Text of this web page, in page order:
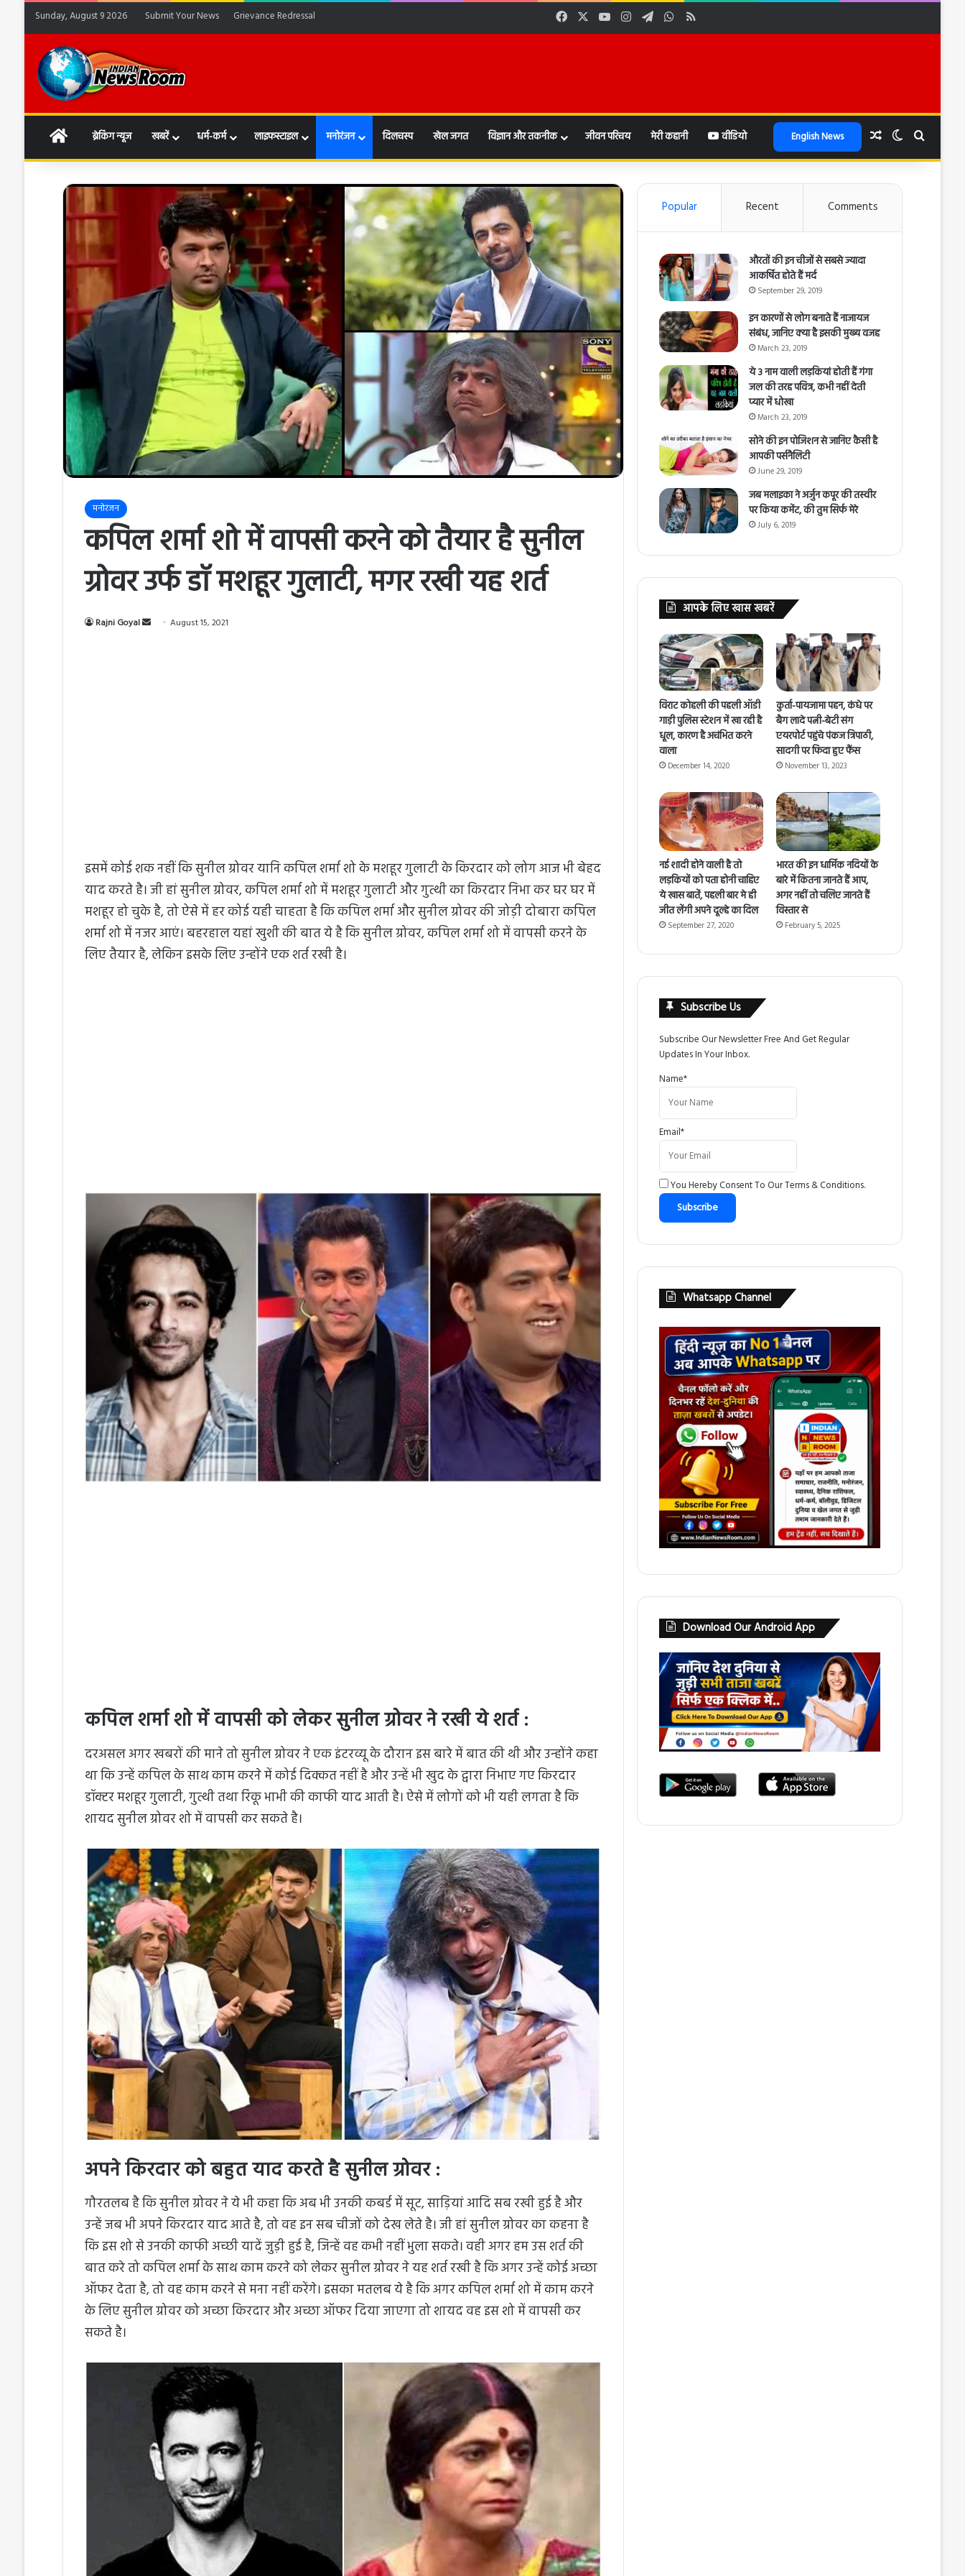
Sunday, August 9 2026 Submit Your News Grievance Redressal Facebook YouTubeInstagramTelegramWhatsApp
RSS
HOMEब्रेकिंग न्यूज खबरें धर्म-कर्म लाइफस्टाइल मनोरंजन दिलचस्प खेल जगत विज्ञान और तकनीक जीवन परिचय मेरी कहानी वीडियो English News Random Article
Switch skin
Search
मनोरंजन
कपिल शर्मा शो में वापसी करने को तैयार है सुनील
ग्रोवर उर्फ डॉ मशहूर गुलाटी, मगर रखी यह शर्त
Rajni Goyal
S
August 15, 2021
इसमें कोई शक नहीं कि सुनील ग्रोवर यानि कपिल शर्मा शो के मशहूर गुलाटी के किरदार को लोग आज भी बेहद
याद करते है। जी हां सुनील ग्रोवर, कपिल शर्मा शो में मशहूर गुलाटी और गुत्थी का किरदार निभा कर घर घर में
मशहूर हो चुके है, तो ऐसे में हर कोई यही चाहता है कि कपिल शर्मा और सुनील ग्रोवर की जोड़ी दोबारा कपिल
शर्मा शो में नजर आएं। बहरहाल यहां खुशी की बात ये है कि सुनील ग्रोवर, कपिल शर्मा शो में वापसी करने के
लिए तैयार है, लेकिन इसके लिए उन्होंने एक शर्त रखी है।
कपिल शर्मा शो में वापसी को लेकर सुनील ग्रोवर ने रखी ये शर्त :
दरअसल अगर खबरों की माने तो सुनील ग्रोवर ने एक इंटरव्यू के दौरान इस बारे में बात की थी और उन्होंने कहा
था कि उन्हें कपिल के साथ काम करने में कोई दिक्कत नहीं है और उन्हें भी खुद के द्वारा निभाए गए किरदार
डॉक्टर मशहूर गुलाटी, गुत्थी तथा रिंकू भाभी की काफी याद आती है। ऐसे में लोगों को भी यही लगता है कि
शायद सुनील ग्रोवर शो में वापसी कर सकते है।
अपने किरदार को बहुत याद करते है सुनील ग्रोवर :
गौरतलब है कि सुनील ग्रोवर ने ये भी कहा कि अब भी उनकी कबर्ड में सूट, साड़ियां आदि सब रखी हुई है और
उन्हें जब भी अपने किरदार याद आते है, तो वह इन सब चीजों को देख लेते है। जी हां सुनील ग्रोवर का कहना है
कि इस शो से उनकी काफी अच्छी यादें जुड़ी हुई है, जिन्हें वह कभी नहीं भुला सकते। वही अगर हम उस शर्त की
बात करे तो कपिल शर्मा के साथ काम करने को लेकर सुनील ग्रोवर ने यह शर्त रखी है कि अगर उन्हें कोई अच्छा
ऑफर देता है, तो वह काम करने से मना नहीं करेंगे। इसका मतलब ये है कि अगर कपिल शर्मा शो में काम करने
के लिए सुनील ग्रोवर को अच्छा किरदार और अच्छा ऑफर दिया जाएगा तो शायद वह इस शो में वापसी कर
सकते है।
Popular Recent Comments
औरतों की इन चीजों से सबसे ज्यादा
आकर्षित होते हैं मर्द
September 29, 2019
इन कारणों से लोग बनाते हैं नाजायज
संबंध, जानिए क्या है इसकी मुख्य वजह
March 23, 2019
ये 3 नाम वाली लड़कियां होती हैं गंगा
जल की तरह पवित्र, कभी नहीं देती
प्यार में धोखा
March 23, 2019
सोने की इन पोजिशन से जानिए कैसी है
आपकी पर्सनैलिटी
June 29, 2019
जब मलाइका ने अर्जुन कपूर की तस्वीर
पर किया कमेंट, की तुम सिर्फ मेरे
July 6, 2019
आपके लिए खास खबरें
विराट कोहली की पहली ऑडी
गाड़ी पुलिस स्टेशन में खा रही है
धूल, कारण है अचंभित करने
वाला
December 14, 2020
कुर्ता-पायजामा पहन, कंधे पर
बैग लादे पत्नी-बेटी संग
एयरपोर्ट पहुंचे पंकज त्रिपाठी,
सादगी पर फिदा हुए फैंस
November 13, 2023
नई शादी होने वाली है तो
लड़कियों को पता होनी चाहिए
ये खास बातें, पहली बार मे ही
जीत लेंगी अपने दूल्हे का दिल
September 27, 2020
भारत की इन धार्मिक नदियों के
बारे में कितना जानते हैं आप,
अगर नहीं तो चलिए जानते हैं
विस्तार से
February 5, 2025
Subscribe Us
Subscribe Our Newsletter Free And Get Regular
Updates In Your Inbox.
Name*
Email*
You Hereby Consent To OurTerms & Conditions.
Whatsapp Channel
Download Our Android App